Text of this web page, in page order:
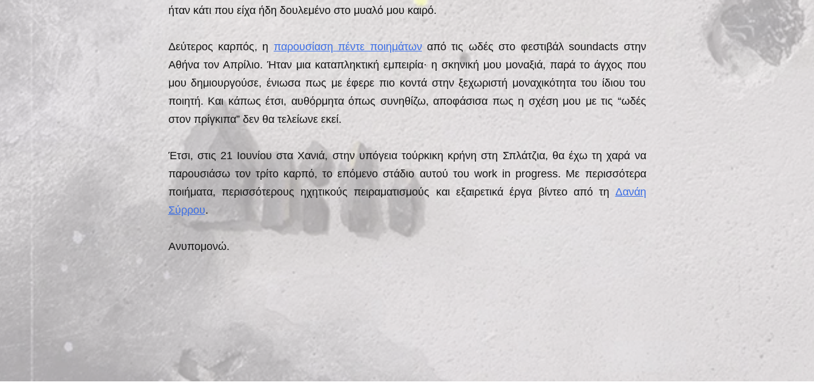
ήταν κάτι που είχα ήδη δουλεμένο στο μυαλό μου καιρό.
Δεύτερος καρπός, η παρουσίαση πέντε ποιημάτωναπό τις ωδές στο φεστιβάλ soundacts στην
Αθήνα τον Απρίλιο. Ήταν μια καταπληκτική εμπειρία· η σκηνική μου μοναξιά, παρά το άγχος που
μου δημιουργούσε, ένιωσα πως με έφερε πιο κοντά στην ξεχωριστή μοναχικότητα του ίδιου του
ποιητή. Και κάπως έτσι, αυθόρμητα όπως συνηθίζω, αποφάσισα πως η σχέση μου με τις “ωδές
στον πρίγκιπα” δεν θα τελείωνε εκεί.
Έτσι, στις 21 Ιουνίου στα Χανιά, στην υπόγεια τούρκικη κρήνη στη Σπλάτζια, θα έχω τη χαρά να
παρουσιάσω τον τρίτο καρπό, το επόμενο στάδιο αυτού του work in progress. Με περισσότερα
ποιήματα, περισσότερους ηχητικούς πειραματισμούς και εξαιρετικά έργα βίντεο από τη Δανάη
Σύρρου.
Ανυπομονώ.